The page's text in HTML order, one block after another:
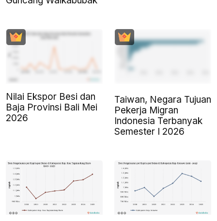
Nilai Ekspor Besi dan
Baja Provinsi Bali Mei
2026
Taiwan, Negara Tujuan
Pekerja Migran
Indonesia Terbanyak
Semester I 2026